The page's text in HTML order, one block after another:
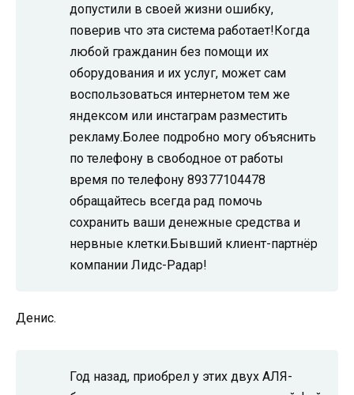
допустили в своей жизни ошибку,
поверив что эта система работает!Когда
любой гражданин без помощи их
оборудования и их услуг, может сам
воспользоваться интернетом тем же
яндексом или инстаграм разместить
рекламу.Более подробно могу объяснить
по телефону в свободное от работы
время по телефону 89377104478
обращайтесь всегда рад помочь
сохранить ваши денежные средства и
нервные клетки.Бывший клиент-партнёр
компании Лидс-Радар!
Денис.
Год назад, приобрел у этих двух АЛЯ-